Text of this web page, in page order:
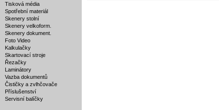
Tisková média
Spotřební materiál
Skenery stolní
Skenery velkoform.
Skenery dokument.
Foto Video
Kalkulačky
Skartovací stroje
Řezačky
Laminátory
Vazba dokumentů
Čističky a zvlhčovače
Příslušenství
Servisní balíčky